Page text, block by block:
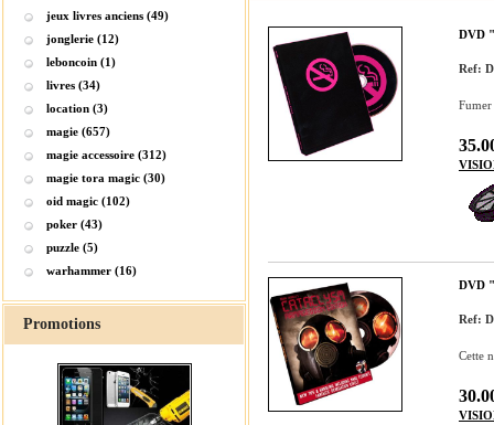
jeux livres anciens (49)
jonglerie (12)
leboncoin (1)
livres (34)
location (3)
magie (657)
magie accessoire (312)
magie tora magic (30)
oid magic (102)
poker (43)
puzzle (5)
warhammer (16)
Promotions
DVD
Ref:
DVD
Ref:
Cette